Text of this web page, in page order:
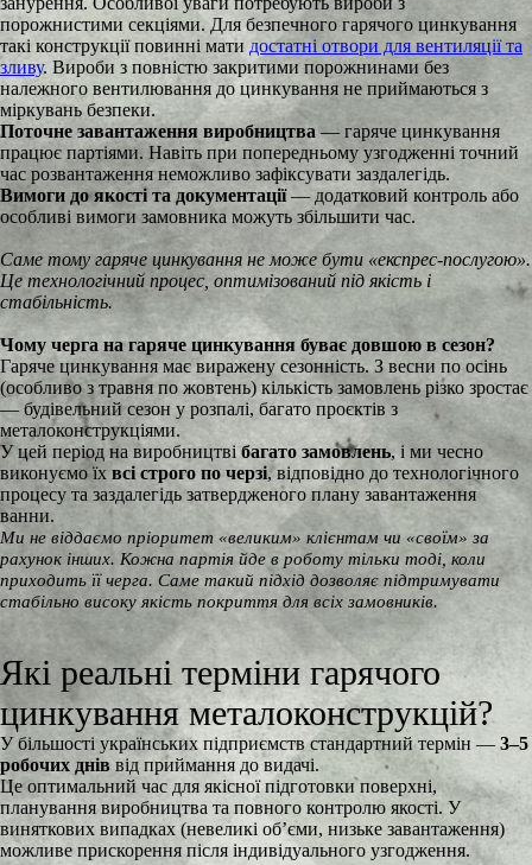
порожнистими секціями. Для безпечного гарячого цинкування
такі конструкції повинні мати достатні отвори для вентиляції та
зливу. Вироби з повністю закритими порожнинами без
належного вентилювання до цинкування не приймаються з
міркувань безпеки.
Поточне завантаження виробництва — гаряче цинкування
працює партіями. Навіть при попередньому узгодженні точний
час розвантаження неможливо зафіксувати заздалегідь.
Вимоги до якості та документації— додатковий контроль або
особливі вимоги замовника можуть збільшити час.
Саме тому гаряче цинкування не може бути «експрес-послугою».
Це технологічний процес, оптимізований під якість і
стабільність.
Чому черга на гаряче цинкування буває довшою в сезон?
Гаряче цинкування має виражену сезонність. З весни по осінь
(особливо з травня по жовтень) кількість замовлень різко зростає
— будівельний сезон у розпалі, багато проєктів з
металоконструкціями.
У цей період на виробництві багато замовлень, і ми чесно
виконуємо їх всі строго по черзі, відповідно до технологічного
процесу та заздалегідь затвердженого плану завантаження
ванни.
Ми не віддаємо пріоритет «великим» клієнтам чи «своїм» за
рахунок інших. Кожна партія йде в роботу тільки тоді, коли
приходить її черга. Саме такий підхід дозволяє підтримувати
стабільно високу якість покриття для всіх замовників.
Які реальні терміни гарячого
цинкування металоконструкцій?
У більшості українських підприємств стандартний термін —3–5
робочих днів від приймання до видачі.
Це оптимальний час для якісної підготовки поверхні,
планування виробництва та повного контролю якості. У
виняткових випадках (невеликі об’єми, низьке завантаження)
можливе прискорення після індивідуального узгодження.